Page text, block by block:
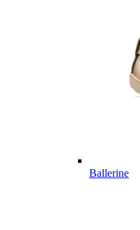
Ballerine